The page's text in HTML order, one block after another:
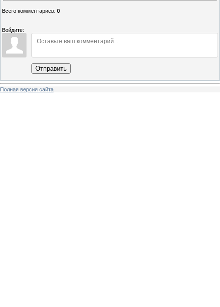
Всего комментариев: 0
Войдите:
Отправить
Полная версия сайта